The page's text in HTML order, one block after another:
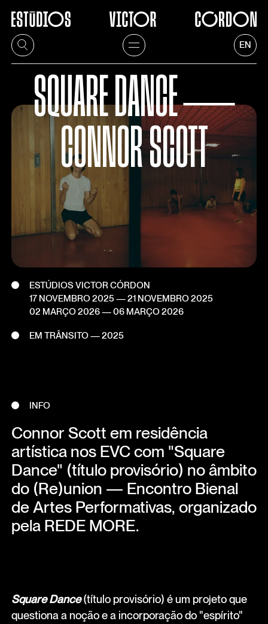
EN
SQUARE DANCE ―
CONNOR SCOTT
ESTÚDIOS VICTOR CÓRDON
17 NOVEMBRO 2025— 21 NOVEMBRO 2025
02 MARÇO 2026— 06 MARÇO 2026
EM TRÂNSITO — 2025
INFO
Connor Scott em residência
artística nos EVC com "Square
Dance" (título provisório) no âmbito
do (Re)union — Encontro Bienal
de Artes Performativas, organizado
pela REDE MORE.
Square Dance(título provisório) é um projeto que
questiona a noção e a incorporação do "espírito"